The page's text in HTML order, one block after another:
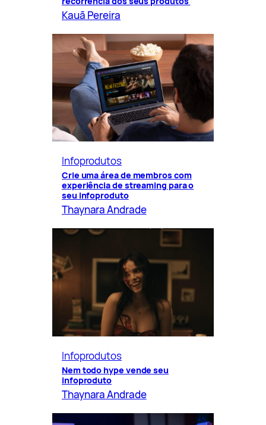
Kauã Pereira
Infoprodutos
Crie uma área de membros com
experiência de streaming para o
seu infoproduto
Thaynara Andrade
Infoprodutos
Nem todo hype vende seu
infoproduto
Thaynara Andrade